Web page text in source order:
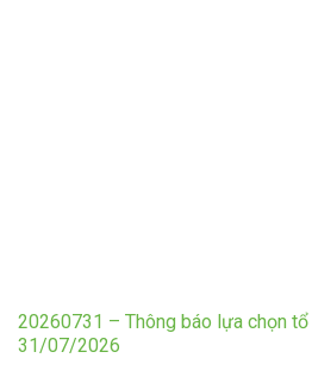
20260731 – Thông báo lựa chọn
31/07/2026